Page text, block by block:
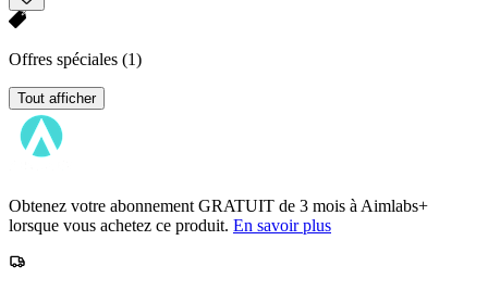
Offres spéciales (1)
Tout afficher
Obtenez votre abonnement GRATUIT de 3 mois à Aimlabs+
lorsque vous achetez ce produit. En savoir plus